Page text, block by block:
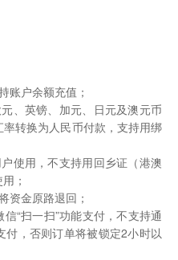
账户余额充值；
、英镑、加元、日元及澳元币
转换为人民币付款，支持用绑
使用，不支持用回乡证（港澳
；
资金原路退回；
“扫一扫”功能支付，不支持通
，否则订单将被锁定2小时以